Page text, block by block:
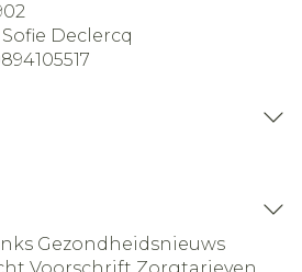
Sofie Declercq
Gezondheidsnieuws